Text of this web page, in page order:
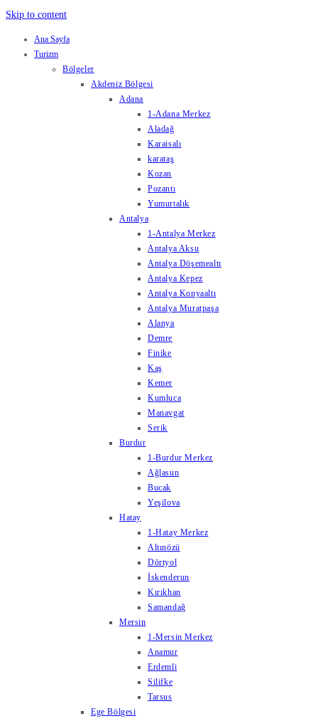
Skip to content
Ana Sayfa
Turizm
Bölgeler
Akdeniz Bölgesi
Adana
1-Adana Merkez
Aladağ
Karaisalı
karataş
Kozan
Pozantı
Yumurtalık
Antalya
1-Antalya Merkez
Antalya Aksu
Antalya Döşemealtı
Antalya Kepez
Antalya Konyaaltı
Antalya Muratpaşa
Alanya
Demre
Finike
Kaş
Kemer
Kumluca
Manavgat
Serik
Burdur
1-Burdur Merkez
Ağlasun
Bucak
Yeşilova
Hatay
1-Hatay Merkez
Altınözü
Dörtyol
İskenderun
Kırıkhan
Samandağ
Mersin
1-Mersin Merkez
Anamur
Erdemli
Silifke
Tarsus
Ege Bölgesi